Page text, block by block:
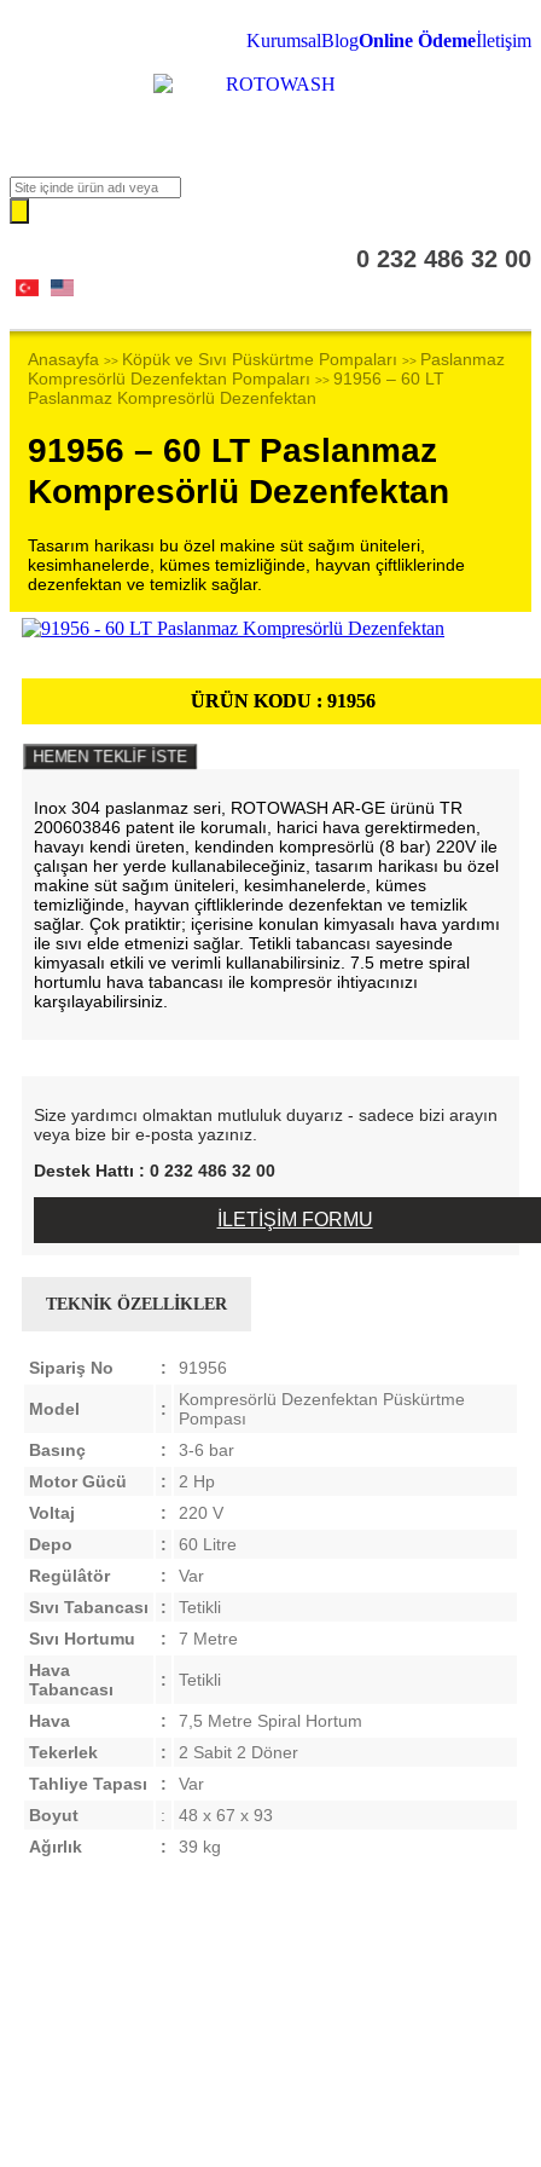
KurumsalBlogOnline Ödemeİletişim
0 232 486 32 00
Anasayfa >> Köpük ve Sıvı Püskürtme Pompaları >> Paslanmaz
Kompresörlü Dezenfektan Pompaları >> 91956 – 60 LT
Paslanmaz Kompresörlü Dezenfektan
91956 – 60 LT Paslanmaz
Kompresörlü Dezenfektan
Tasarım harikası bu özel makine süt sağım üniteleri,
kesimhanelerde, kümes temizliğinde, hayvan çiftliklerinde
dezenfektan ve temizlik sağlar.
ÜRÜN KODU : 91956
HEMEN TEKLİF İSTE
Inox 304 paslanmaz seri, ROTOWASH AR-GE ürünü TR
200603846 patent ile korumalı, harici hava gerektirmeden,
havayı kendi üreten, kendinden kompresörlü (8 bar) 220V ile
çalışan her yerde kullanabileceğiniz, tasarım harikası bu özel
makine süt sağım üniteleri, kesimhanelerde, kümes
temizliğinde, hayvan çiftliklerinde dezenfektan ve temizlik
sağlar. Çok pratiktir; içerisine konulan kimyasalı hava yardımı
ile sıvı elde etmenizi sağlar. Tetikli tabancası sayesinde
kimyasalı etkili ve verimli kullanabilirsiniz. 7.5 metre spiral
hortumlu hava tabancası ile kompresör ihtiyacınızı
karşılayabilirsiniz.
Size yardımcı olmaktan mutluluk duyarız - sadece bizi arayın
veya bize bir e-posta yazınız.
Destek Hattı : 0 232 486 32 00
İLETİŞİM FORMU
TEKNİK ÖZELLİKLER
Sipariş No : 91956
Model :
Kompresörlü Dezenfektan Püskürtme
Pompası
Basınç
:
3-6 bar
Motor Gücü
:
2 Hp
Voltaj
:
220 V
Depo
:
60 Litre
Regülâtör
:
Var
Sıvı Tabancası
:
Tetikli
Sıvı Hortumu
:
7 Metre
Hava
Tabancası
: Tetikli
Hava :
7,5 Metre Spiral Hortum
Tekerlek
:
2 Sabit 2 Döner
Tahliye Tapası
:
Var
Boyut
:
48 x 67 x 93
Ağırlık
: 39 kg